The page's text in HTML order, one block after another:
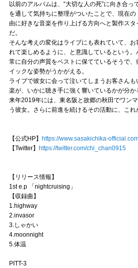
以前のアルバムは、“大切な人の死”に向き合っ
を通して気持ちに整理がついたことで、現在
由に好きな音楽を作り上げる方向へと製作スタ
だ。
そんな考えの変化はライブにも表れていて、
れて楽しめるように、と意識しているという
常に自分の声質をベストに保てているそうで、
イックな姿勢がうかがえる。
ライブで彼女に会って泣いてしまうお客さん
楽が、いかに聴き手に強く響いているかが分か
来年2019年には、東名阪と故郷の秋田でワン
う彼女。さらに前進を続けるその活動に、これ
【公式HP】
https://www.sasakichika-
【Twitter】
https://twitter.com/chi_chan0915
【リリース情報】
1st e.p 「nightcruising」
【収録曲】
1.highway
2.invasor
3.しゃかい
4.moonnight
5.体温
PITT-3